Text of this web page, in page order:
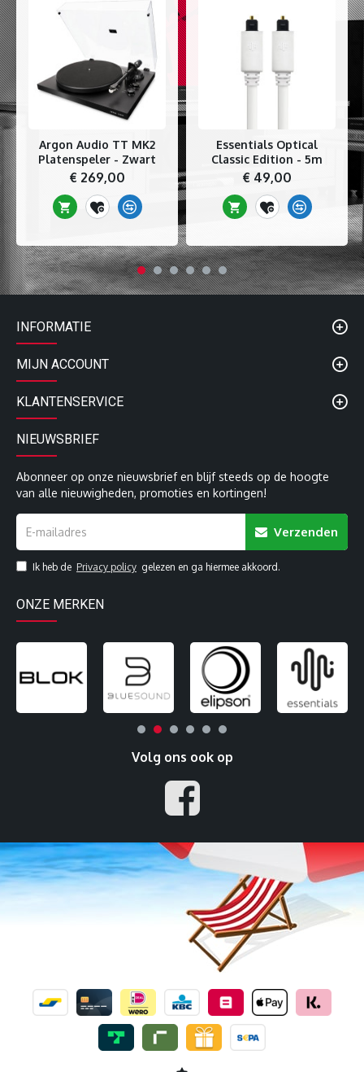
Argon Audio TT MK2
Platenspeler - Zwart
€ 269,00
Essentials Optical
Classic Edition - 5m
€ 49,00
INFORMATIE
MIJN ACCOUNT
KLANTENSERVICE
NIEUWSBRIEF
Abonneer op onze nieuwsbrief en blijf steeds op de hoogte
van alle nieuwigheden, promoties en kortingen!
Verzenden
Ik heb de Privacy policy gelezen en ga hiermee akkoord.
ONZE MERKEN
Volg ons ook op